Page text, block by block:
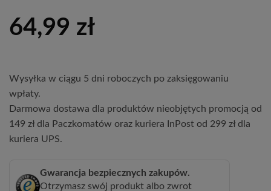
64,99 zł
Wysyłka w ciągu 5 dni roboczych po zaksięgowaniu
wpłaty.
Darmowa dostawa dla produktów nieobjętych promocją od
149 zł dla Paczkomatów oraz kuriera InPost od 299 zł dla
kuriera UPS.
Gwarancja bezpiecznych zakupów.
Otrzymasz swój produkt albo zwrot